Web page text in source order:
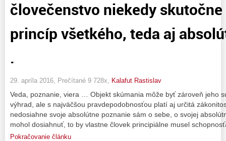
človečenstvo niekedy
princíp všetkého, teda aj
.
29. apríla 2016, Prečítané 9 728x, Kalafut Rastislav
Veda, poznanie, viera … Objekt skúmania môže byť zároveň jeho
výhrad, ale s najväčšou pravdepodobnosťou platí aj určitá
nedosiahne svoje absolútne poznanie sám o sebe, o svojej
mohol dosiahnuť, to by vlastne človek principiálne musel
Pokračovanie článku